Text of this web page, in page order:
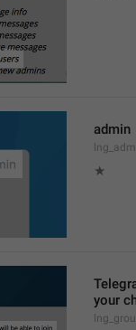
admin
★
your